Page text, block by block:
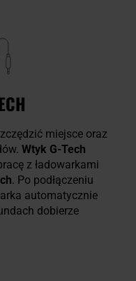
miejsce oraz
Wtyk G-Tech
z ładowarkami
. Po podłączeniu
automatycznie
dobierze